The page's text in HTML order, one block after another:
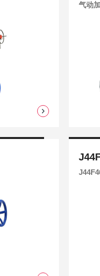
气动